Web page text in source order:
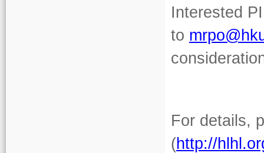
Interested
to
For details,
(http://